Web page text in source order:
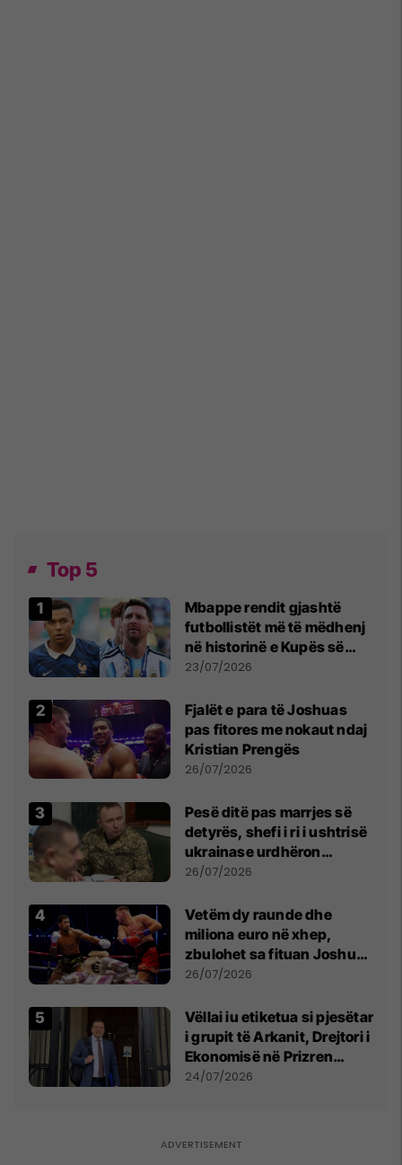
Top 5
Mbappe rendit gjashtë
futbollistët më të mëdhenj
në historinë e Kupës së
Botës, Messi mbetet i dyti
23/07/2026
Fjalët e para të Joshuas
pas fitores me nokaut ndaj
Kristian Prengës
26/07/2026
Pesë ditë pas marrjes së
detyrës, shefi i ri i ushtrisë
ukrainase urdhëron
kontroll të madh
26/07/2026
Vetëm dy raunde dhe
miliona euro në xhep,
zbulohet sa fituan Joshua
e Prenga
26/07/2026
Vëllai iu etiketua si pjesëtar
i grupit të Arkanit, Drejtori i
Ekonomisë në Prizren
mohon pretendimet
24/07/2026